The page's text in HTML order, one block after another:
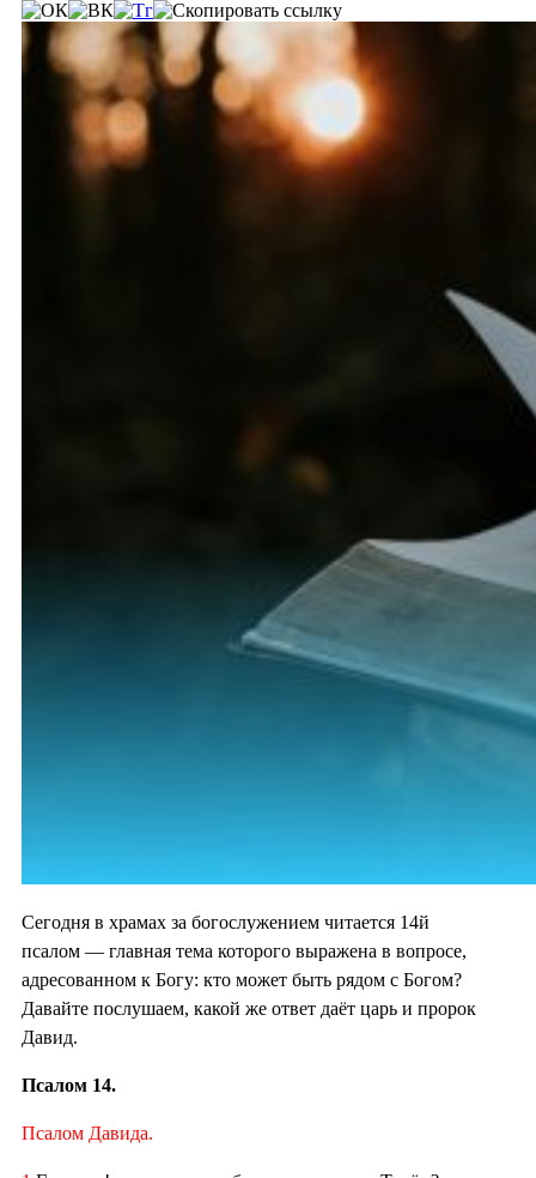
Сегодня в храмах за богослужением читается 14й
псалом — главная тема которого выражена в вопросе,
адресованном к Богу: кто может быть рядом с Богом?
Давайте послушаем, какой же ответ даёт царь и пророк
Давид.
Псалом 14.
Псалом Давида.